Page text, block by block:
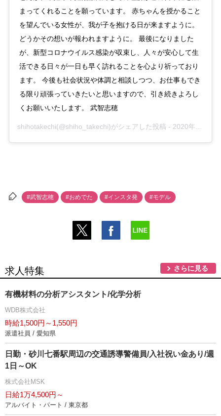
まってくれることを願っています。 赤ちゃんを授かること
を望んでいる女性が、我が子を抱ける日が来ますように。
どうかその想いが報われますように。 最後になりました
が、新型コロナウイルス感染が収束し、人々が安心して生
活できる日々が一日も早く訪れることを心より祈っており
ます。 今後も社会状況や体調と相談しつつ、お仕事もでき
る限り頑張っていきたいと思いますので、引き続きよろし
くお願いいたします。 武智志穂
shihotakechi(@shiho_takechi)がシェアした投稿 - 2020年 3月月7日午後6時29分PST
#武智志穂 #おめでた #インスタ発 #モデル
求人特集 さらに見る
有機材料の分析アシスタント/化学分析
WDB株式会社
時給1,500円～1,550円
派遣社員 / 愛知県
日勤・砂川七番駅周辺の交通誘導警備員/入社祝い金あり/週
1日～OK
株式会社MSK
日給1万4,500円～
アルバイト・パート / 東京都